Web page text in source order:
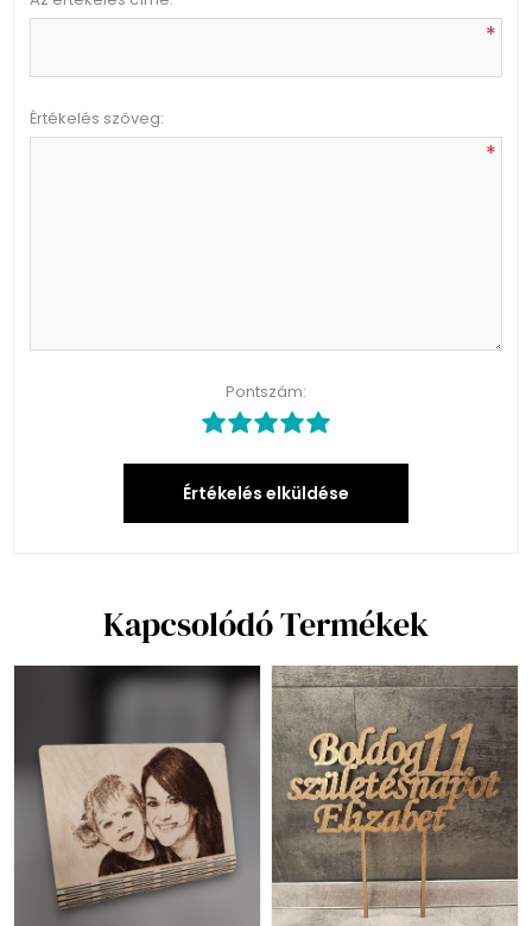
*
Értékelés szöveg:
*
Pontszám:
Értékelés elküldése
Kapcsolódó Termékek